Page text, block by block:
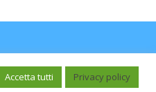
05/08/2010
Accetta tutti Privacy policy